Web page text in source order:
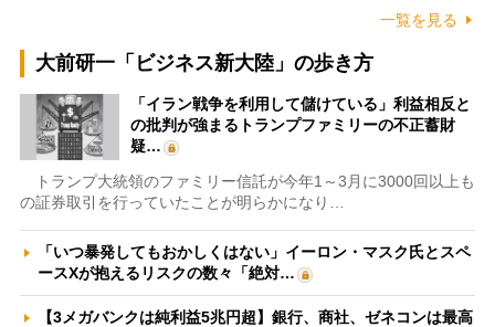
一覧を見る
大前研一「ビジネス新大陸」の歩き方
「イラン戦争を利用して儲けている」利益相反と
の批判が強まるトランプファミリーの不正蓄財
疑…
トランプ大統領のファミリー信託が今年1～3月に3000回以上も
の証券取引を行っていたことが明らかになり…
「いつ暴発してもおかしくはない」イーロン・マスク氏とスペ
ースXが抱えるリスクの数々「絶対…
【3メガバンクは純利益5兆円超】銀行、商社、ゼネコンは最高